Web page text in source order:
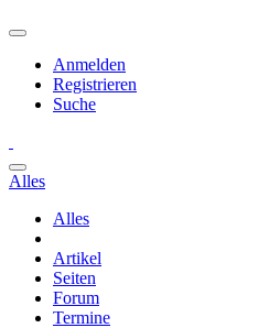
Anmelden
Registrieren
Suche
Alles
Alles
Artikel
Seiten
Forum
Termine